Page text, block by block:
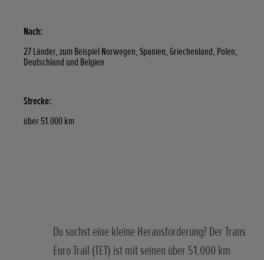
Nach:
27 Länder, zum Beispiel Norwegen, Spanien, Griechenland, Polen,
Deutschland und Belgien
Strecke:
über 51.000 km
Du suchst eine kleine Herausforderung? Der Trans
Euro Trail (TET) ist mit seinen über 51.000 km